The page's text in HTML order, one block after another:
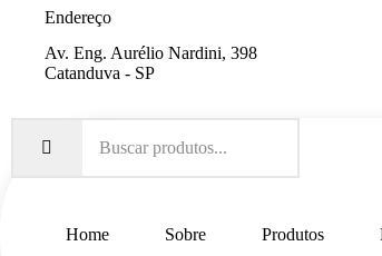
Endereço
Av. Eng. Aurélio Nardini, 398
Catanduva - SP
Home Sobre Produtos